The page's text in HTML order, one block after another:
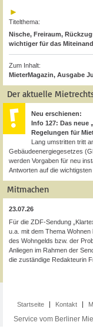
Titelthema:
Nische, Freiraum,
wichtiger für das
Zum Inhalt:
MieterMagazin, Ausgabe
Der aktuelle
Neu erschienen:
Info 127: Das neue
Regelungen für
Lang umstritten tritt
Gebäudeenergiegesetzes
werden Vorgaben für neu
Antworten auf die wichtigsten
Mitmachen
23.07.26
Für die ZDF-Sendung
u.a. mit dem Thema
des Wohngelds bzw. der
Anliegen im Rahmen der
die zuständige Redakteurin
Startseite Kontakt
Service vom Berliner